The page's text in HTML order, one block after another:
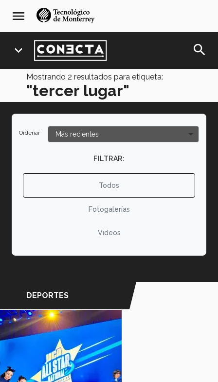
navegación
principal
menu
expand_more search
Mostrando 2 resultados para etiqueta:
"tercer lugar"
Ordenar
FILTRAR:
Todos
Fotogalerías
Videos
DEPORTES